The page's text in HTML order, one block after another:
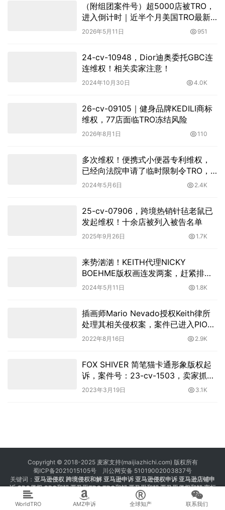
（附组团案件号）超5000店被TRO，
进入倒计时｜近半个月美国TRO最新
动态
2026年5月11日 951
24-cv-10948，Dior迪奥委托GBC连
连维权！相关卖家注意！
2024年10月30日 4.0K
26-cv-09105｜健身品牌KEDILI商标
维权，77店面临TRO冻结风险
2026年8月1日 110
多次维权！便携式小便器专利维权，
已经向法院申请了临时限制令TRO，
卖家尽早自查并下架相关产品！
2024年5月6日 2.4K
25-cv-07906，跨境热销针毡老鼠已
发起维权！十余店被列入被告名单
2025年9月26日 1.7K
来势汹汹！KEITH代理NICKY
BOEHME版权画连发两案，赶紧排查
下架！
2024年5月11日 1.8K
插画师Mario Nevado授权Keith律所
处理其相关侵权案，案件已进入PIO阶
段！
2022年8月16日 2.9K
FOX SHIVER 简笔猫卡通形象版权起
诉，案件号：23-cv-1503，卖家抓紧
排查！
2023年3月19日 3.1K
Copyright © 2018-2025 麦家支持(maijiazhichi.com) 版权所有
蜀ICP备2021015105号
川公网安备 51019002003837号
关键词： 亚马逊侵权 跨境侵权和解 亚马逊申诉 亚马逊侵权申诉 亚马逊店铺申
诉 GBC侵权 GBC和解 亚马逊TRO TRO和解 亚马逊和解 亚马逊侵权和解商标
注册 专利注册 版权注册
WorldTRO AMZ申诉 全球知产 联系我们